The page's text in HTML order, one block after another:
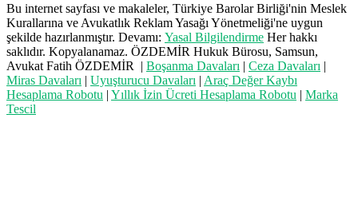
Bu internet sayfası ve makaleler, Türkiye Barolar Birliği'nin Meslek
Kurallarına ve Avukatlık Reklam Yasağı Yönetmeliği'ne uygun
şekilde hazırlanmıştır. Devamı: Yasal Bilgilendirme Her hakkı
saklıdır. Kopyalanamaz. ÖZDEMİR Hukuk Bürosu, Samsun,
Avukat Fatih ÖZDEMİR | Boşanma Davaları | Ceza Davaları |
Miras Davaları | Uyuşturucu Davaları | Araç Değer Kaybı
Hesaplama Robotu | Yıllık İzin Ücreti Hesaplama Robotu | Marka
Tescil